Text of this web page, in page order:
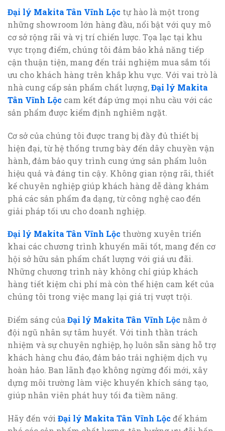
Đại lý Makita Tân Vĩnh Lộc tự hào là một trong
những showroom lớn hàng đầu, nổi bật với quy mô
cơ sở rộng rãi và vị trí chiến lược. Tọa lạc tại khu
vực trọng điểm, chúng tôi đảm bảo khả năng tiếp
cận thuận tiện, mang đến trải nghiệm mua sắm tối
ưu cho khách hàng trên khắp khu vực. Với vai trò là
nhà cung cấp sản phẩm chất lượng,Đại lý Makita
Tân Vĩnh Lộc cam kết đáp ứng mọi nhu cầu với các
sản phẩm được kiểm định nghiêm ngặt.
Cơ sở của chúng tôi được trang bị đầy đủ thiết bị
hiện đại, từ hệ thống trưng bày đến dây chuyền vận
hành, đảm bảo quy trình cung ứng sản phẩm luôn
hiệu quả và đáng tin cậy. Không gian rộng rãi, thiết
kế chuyên nghiệp giúp khách hàng dễ dàng khám
phá các sản phẩm đa dạng, từ công nghệ cao đến
giải pháp tối ưu cho doanh nghiệp.
Đại lý Makita Tân Vĩnh Lộc thường xuyên triển
khai các chương trình khuyến mãi tốt, mang đến cơ
hội sở hữu sản phẩm chất lượng với giá ưu đãi.
Những chương trình này không chỉ giúp khách
hàng tiết kiệm chi phí mà còn thể hiện cam kết của
chúng tôi trong việc mang lại giá trị vượt trội.
Điểm sáng củaĐại lý Makita Tân Vĩnh Lộc nằm ở
đội ngũ nhân sự tâm huyết. Với tinh thần trách
nhiệm và sự chuyên nghiệp, họ luôn sẵn sàng hỗ trợ
khách hàng chu đáo, đảm bảo trải nghiệm dịch vụ
hoàn hảo. Ban lãnh đạo không ngừng đổi mới, xây
dựng môi trường làm việc khuyến khích sáng tạo,
giúp nhân viên phát huy tối đa tiềm năng.
Hãy đến với Đại lý Makita Tân Vĩnh Lộc để khám